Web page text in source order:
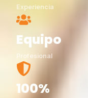
Experiencia
Equipo
Profesional
100%